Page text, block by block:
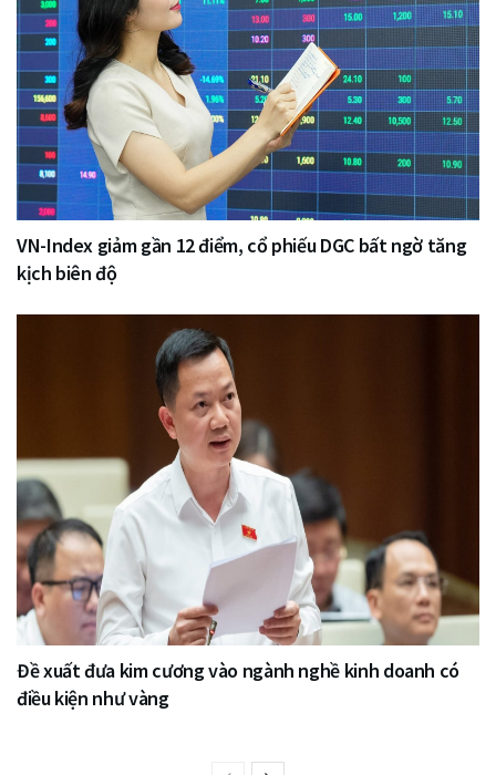
VN-Index giảm gần 12 điểm, cổ phiếu DGC bất ngờ tăng
kịch biên độ
Đề xuất đưa kim cương vào ngành nghề kinh doanh có
điều kiện như vàng